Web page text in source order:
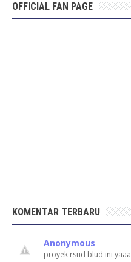
OFFICIAL FAN PAGE
KOMENTAR TERBARU
Anonymous
proyek rsud blud ini yaaa